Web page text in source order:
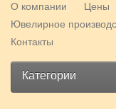
О компании Цены
Ювелирное
Контакты
Категории